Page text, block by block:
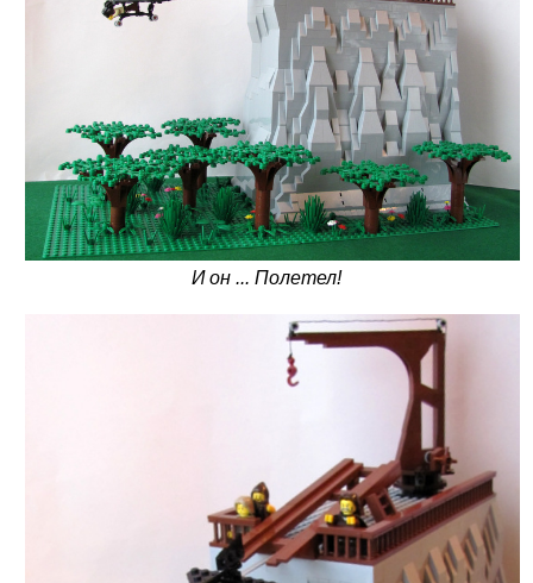
И он ... Полетел!